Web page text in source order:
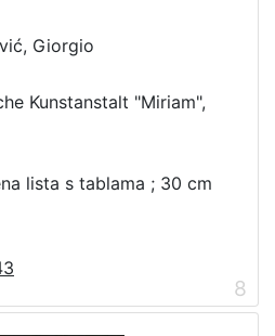
Giorgio
Kunstanstalt "Miriam",
lista s tablama ; 30 cm
8